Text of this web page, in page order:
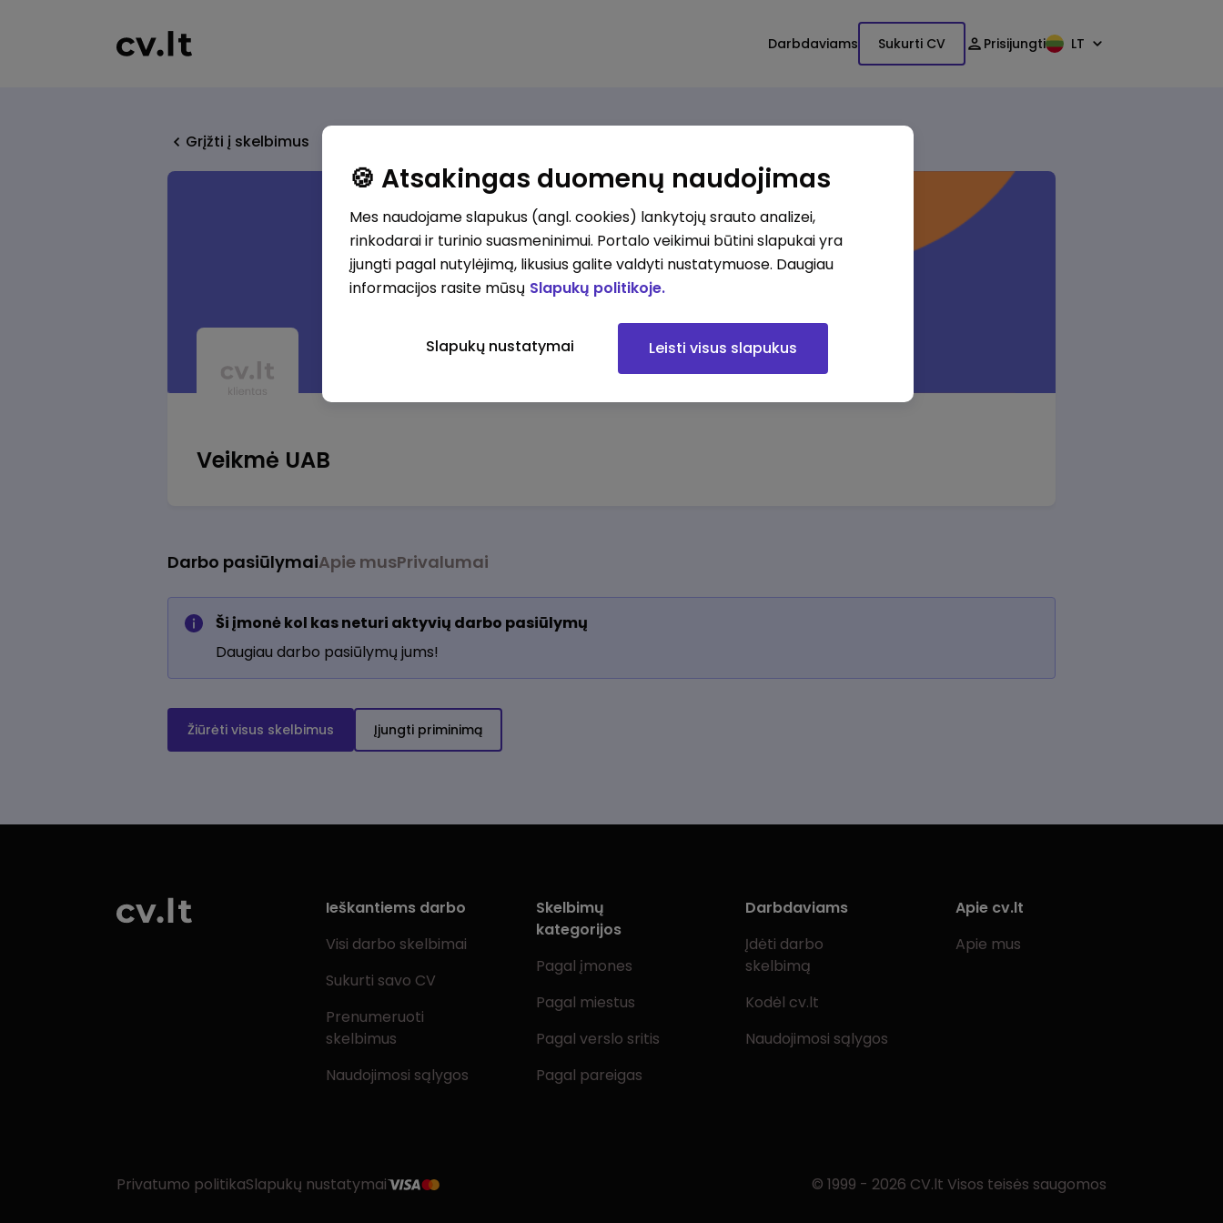
Darbdaviams Sukurti CV Prisijungti LT
Grįžti į skelbimus
Veikmė UAB
Darbo pasiūlymaiApie musPrivalumai
Ši įmonė kol kas neturi aktyvių darbo pasiūlymų
Daugiau darbo pasiūlymų jums!
Žiūrėti visus skelbimus Įjungti priminimą
Ieškantiems darbo
Visi darbo skelbimai
Sukurti savo CV
Prenumeruoti
skelbimus
Naudojimosi sąlygos
Skelbimų
kategorijos
Pagal įmones
Pagal miestus
Pagal verslo sritis
Pagal pareigas
Darbdaviams
Įdėti darbo
skelbimą
Kodėl cv.lt
Naudojimosi sąlygos
Apie cv.lt
Apie mus
Privatumo politikaSlapukų nustatymai © 1999 - 2026 CV.lt Visos teisės saugomos
🍪 Atsakingas duomenų naudojimas
Mes naudojame slapukus (angl. cookies) lankytojų srauto analizei,
rinkodarai ir turinio suasmeninimui. Portalo veikimui būtini slapukai yra
įjungti pagal nutylėjimą, likusius galite valdyti nustatymuose. Daugiau
informacijos rasite mūsų Slapukų politikoje.
Slapukų nustatymai Leisti visus slapukus